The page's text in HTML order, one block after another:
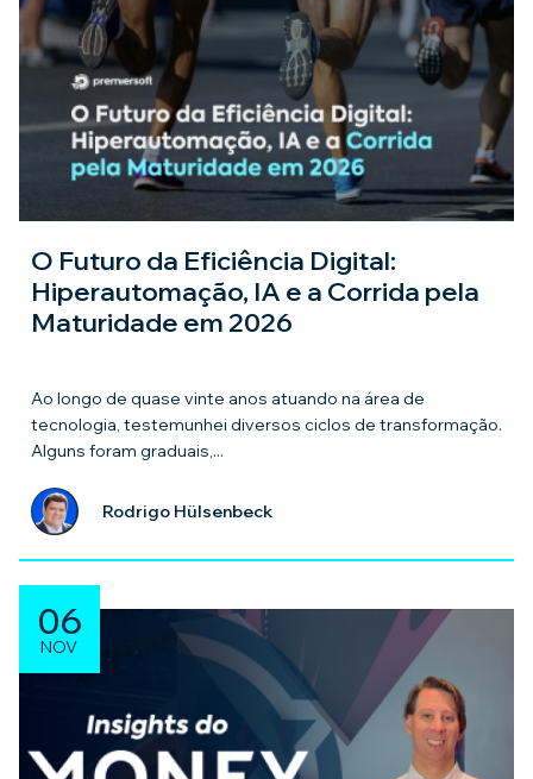
O Futuro da Eficiência Digital:
Hiperautomação, IA e a Corrida pela
Maturidade em 2026
Ao longo de quase vinte anos atuando na área de
tecnologia, testemunhei diversos ciclos de transformação.
Alguns foram graduais,...
Rodrigo Hülsenbeck
06
NOV